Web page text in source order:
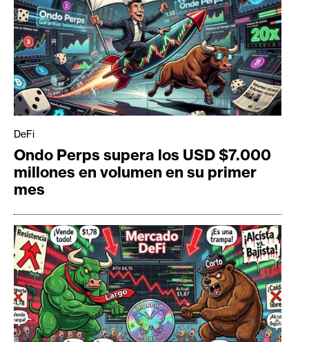
DeFi
Ondo Perps supera los USD $7.000
millones en volumen en su primer
mes